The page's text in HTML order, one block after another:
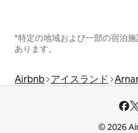
*特定の地域および一部の宿泊
あります。
Airbnb アイスランド
© 2026